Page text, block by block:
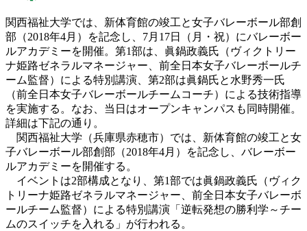
関西福祉大学では、新体育館の竣工と女子バレーボール部創
部（2018年4月）を記念し、7月17日（月・祝）にバレーボー
ルアカデミーを開催。第1部は、眞鍋政義氏（ヴィクトリー
ナ姫路ゼネラルマネージャー、前全日本女子バレーボールチ
ーム監督）による特別講演、第2部は眞鍋氏と水野秀一氏
（前全日本女子バレーボールチームコーチ）による技術指導
を実施する。なお、当日はオープンキャンパスも同時開催。
詳細は下記の通り。
関西福祉大学（兵庫県赤穂市）では、新体育館の竣工と女
子バレーボール部創部（2018年4月）を記念し、バレーボー
ルアカデミーを開催する。
イベントは2部構成となり、第1部では眞鍋政義氏（ヴィク
トリーナ姫路ゼネラルマネージャー、前全日本女子バレーボ
ールチーム監督）による特別講演「逆転発想の勝利学～チー
ムのスイッチを入れる」が行われる。